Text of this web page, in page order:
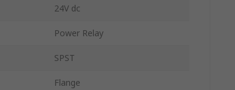
24V dc
Power Relay
SPST
Flange